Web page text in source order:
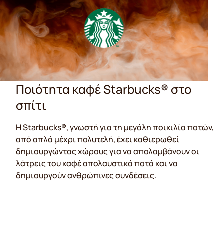
Ποιότητα καφέ Starbucks® στο
σπίτι
H Starbucks®, γνωστή για τη μεγάλη ποικιλία ποτών,
από απλά μέχρι πολυτελή, έχει καθιερωθεί
δημιουργώντας χώρους για να απολαμβάνουν οι
λάτρεις του καφέ απολαυστικά ποτά και να
δημιουργούν ανθρώπινες συνδέσεις.